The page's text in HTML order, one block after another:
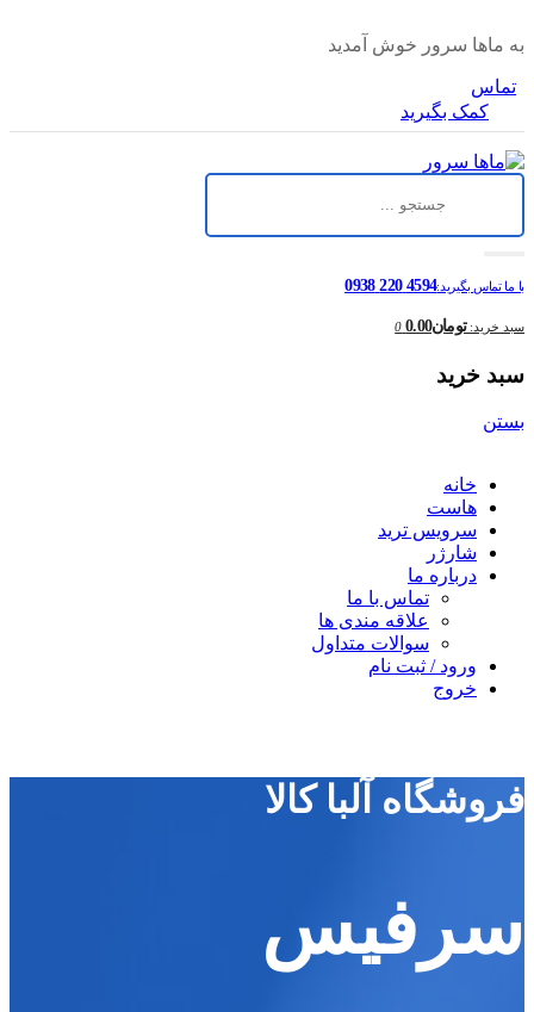
به ماها سرور خوش آمدید
تماس
کمک بگیرید
با ما تماس بگیرید:4594 220 0938
سبد خرید: تومان0.00 0
سبد خرید
بستن
خانه
هاست
سرویس ترید
شارژر
درباره ما
تماس با ما
علاقه مندی ها
سوالات متداول
ورود / ثبت نام
خروج
فروشگاه آلبا کالا
سرفیس